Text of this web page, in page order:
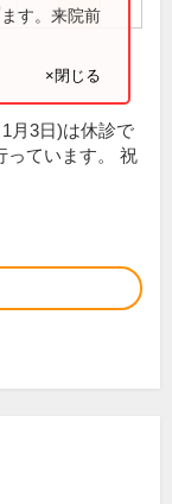
す。来院前
×閉じる
月3日)は休診で
っています。 祝